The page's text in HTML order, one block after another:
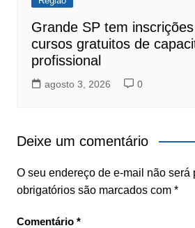
Grande SP tem
cursos gratuitos de
profissional
agosto 3, 2026 0
Deixe um comentário
O seu endereço de e-mail não será
obrigatórios são marcados com *
Comentário *